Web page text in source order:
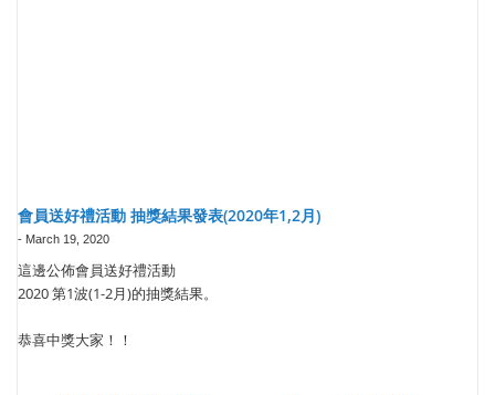
會員送好禮活動 抽獎結果發表(2020年1,2月)
- March 19, 2020
這邊公佈會員送好禮活動
2020 第1波(1-2月)的抽獎結果。
恭喜中獎大家！！